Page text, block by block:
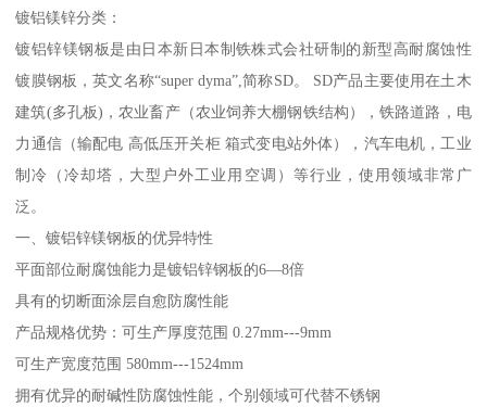
镀铝镁锌分类：
镀铝锌镁钢板是由日本新日本制铁株式会社研制的新型高耐腐蚀性
镀膜钢板，英文名称“super dyma”,简称SD。 SD产品主要使用在土木
建筑(多孔板)，农业畜产（农业饲养大棚钢铁结构），铁路道路，电
力通信（输配电 高低压开关柜 箱式变电站外体），汽车电机，工业
制冷（冷却塔，大型户外工业用空调）等行业，使用领域非常广
泛。
一、镀铝锌镁钢板的优异特性
平面部位耐腐蚀能力是镀铝锌钢板的6—8倍
具有的切断面涂层自愈防腐性能
产品规格优势：可生产厚度范围 0.27mm---9mm
可生产宽度范围 580mm---1524mm
拥有优异的耐碱性防腐蚀性能，个别领域可代替不锈钢